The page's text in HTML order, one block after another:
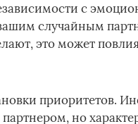
с
случайным
это может
приоритетов.
но